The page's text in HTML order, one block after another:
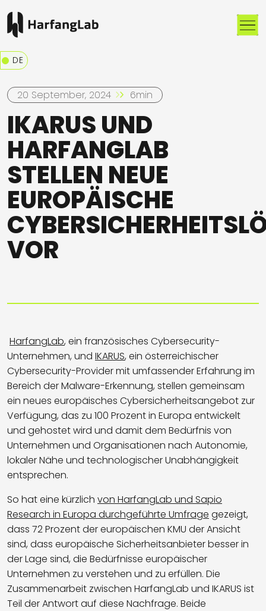
DE
20 September, 2024 6min
IKARUS UND
HARFANGLAB
STELLEN NEUE
EUROPÄISCHE
VOR
HarfangLab, ein französisches Cybersecurity-
Unternehmen, und IKARUS, ein österreichischer
Cybersecurity-Provider mit umfassender Erfahrung im
Bereich der Malware-Erkennung, stellen gemeinsam
ein neues europäisches Cybersicherheitsangebot zur
Verfügung, das zu 100 Prozent in Europa entwickelt
und gehostet wird und damit dem Bedürfnis von
Unternehmen und Organisationen nach Autonomie,
lokaler Nähe und technologischer Unabhängigkeit
entsprechen.
So hat eine kürzlich von HarfangLab und Sapio
Research in Europa durchgeführte Umfrage gezeigt,
dass 72 Prozent der europäischen KMU der Ansicht
sind, dass europäische Sicherheitsanbieter besser in
der Lage sind, die Bedürfnisse europäischer
Unternehmen zu verstehen und zu erfüllen. Die
Zusammenarbeit zwischen HarfangLab und IKARUS ist
Teil der Antwort auf diese Nachfrage. Beide